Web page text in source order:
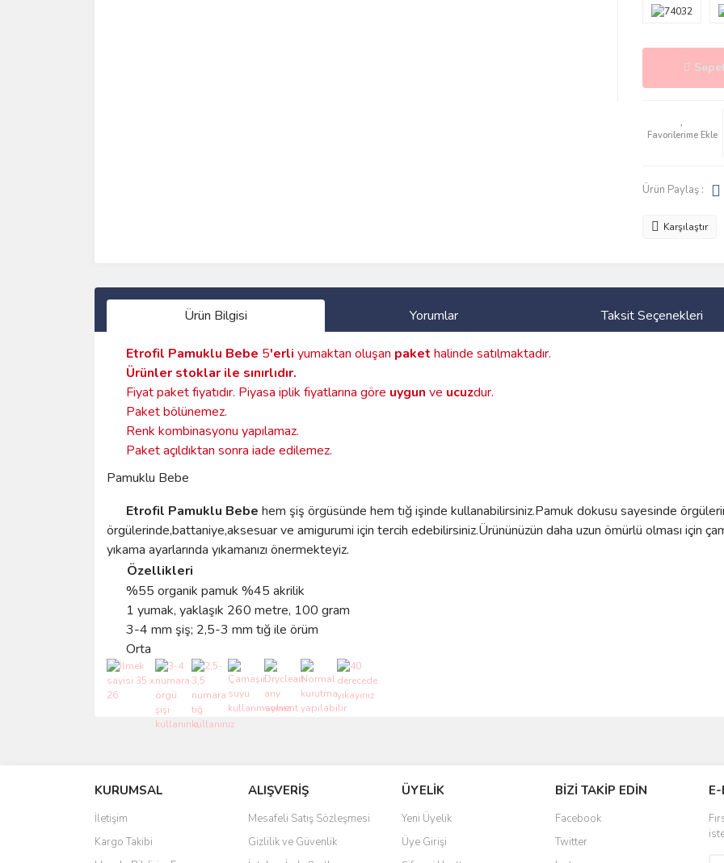
Ürün Paylaş :
Karşılaştır
Ürün Bilgisi Yorumlar Taksit Seçenekleri
Etrofil Pamuklu Bebe 5'erli yumaktan oluşan paket halinde satılmaktadır.
Ürünler stoklar ile sınırlıdır.
Fiyat paket fiyatıdır. Piyasa iplik fiyatlarına göre uygun ve ucuzdur.
Paket bölünemez.
Renk kombinasyonu yapılamaz.
Paket açıldıktan sonra iade edilemez.
Pamuklu Bebe
Etrofil Pamuklu Bebe hem şiş örgüsünde hem tığ işinde kullanabilirsiniz.Pamuk dokusu sayesinde
örgülerinde,battaniye,aksesuar ve amigurumi için tercih edebilirsiniz.Ürününüzün daha uzun ömürlü olması için
yıkama ayarlarında yıkamanızı önermekteyiz.
Özellikleri
%55 organik pamuk %45 akrilik
1 yumak, yaklaşık 260 metre, 100 gram
3-4 mm şiş; 2,5-3 mm tığ ile örüm
Orta
Ürün resmi kalitesiz, bozuk veya görüntülenemiyor.
Ürün açıklamasında eksik bilgiler bulunuyor.
Ürün bilgilerinde hatalar bulunuyor.
Ürün fiyatı diğer sitelerden daha pahalı.
KURUMSAL
İletişim
Kargo Takibi
ALIŞVERİŞ
Mesafeli Satış Sözleşmesi
Gizlilik ve Güvenlik
ÜYELİK
Yeni Üyelik
Üye Girişi
BİZİ TAKİP EDİN
Facebook
Twitter